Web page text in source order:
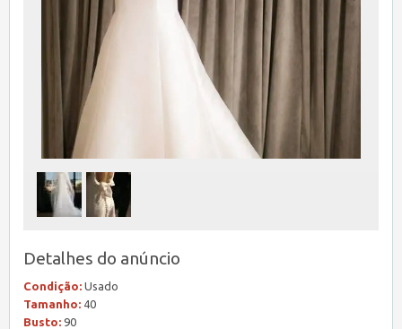
Detalhes do anúncio
Condição: Usado
Tamanho: 40
Busto: 90